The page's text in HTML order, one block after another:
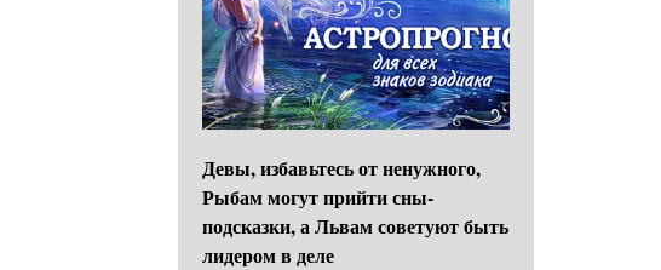
Девы, избавьтесь от ненужного,
Рыбам могут прийти сны-
подсказки, а Львам советуют быть
лидером в деле